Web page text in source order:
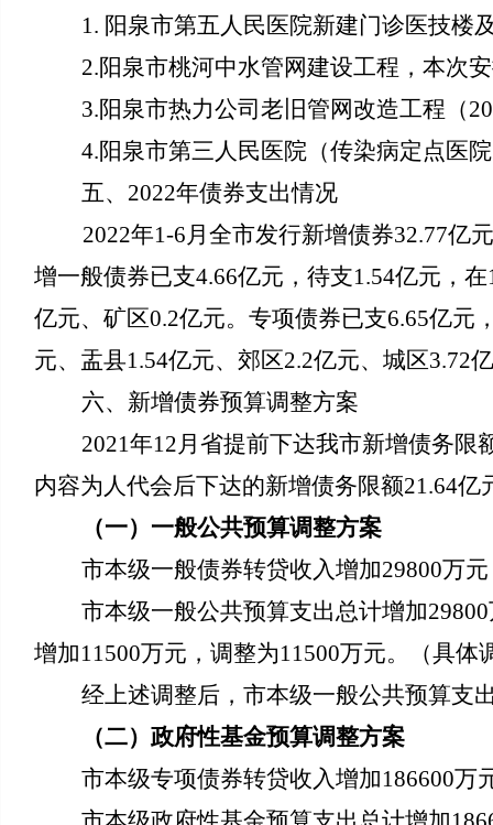
1. 阳泉市第五人民医院新建门诊医技楼
2.阳泉市桃河中水管网建设工程，本次
3.阳泉市热力公司老旧管网改造工程（
4.阳泉市第三人民医院（传染病定点医
五、2022年债券支出情况
2022年1-6月全市发行新增债券32.77亿
增一般债券已支4.66亿元 ， 待支1.54亿元，
亿元、矿区0.2亿元。专项债券已支6.65亿元
元、盂县1.54亿元、 郊区2.2亿元、 城区3.72
六、新增债券预算调整方案
2021年12月省提前下达我市新增债务
内容为人代会后下达的新增债务限额21.64亿
（一）一般公共预算调整方案
市本级一般债券转贷收入增加29800万
市本级一般公共预算支出总计增加
增加11500万元，调整为11500万元。（具体
经上述调整后，市本级一般公共预算支
（二）政府性基金预算调整方案
市本级专项债券转贷收入增加186600万